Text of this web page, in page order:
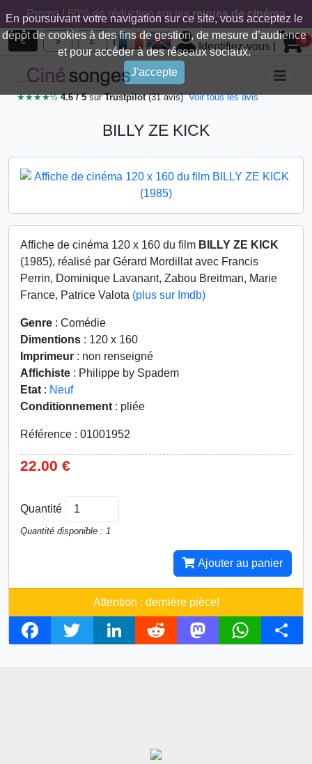
En poursuivant votre navigation sur ce site, vous acceptez le
dépôt de cookies à des fins de gestion, de mesure d’audience
et pour accéder à des réseaux sociaux.
J'accepte
Promo ! 60% de réduction sur lesrevues de cinéma
€ $ £ |
Identifiez-vous 0
★★★★½4.6 / 5surTrustpilot(31 avis) Voir tous les avis
BILLY ZE KICK
Affiche de cinéma 120 x 160 du film BILLY ZE KICK
(1985), réalisé par Gérard Mordillat avec Francis
Perrin, Dominique Lavanant, Zabou Breitman, Marie
France, Patrice Valota (plus sur Imdb)
Genre : Comédie
Dimentions : 120 x 160
Imprimeur : non renseigné
Affichiste : Philippe by Spadem
Etat : Neuf
Conditionnement : pliée
Référence : 01001952
22.00 €
Quantité
Quantité disponible : 1
Ajouter au panier
Attention : dernière pièce!
F
T
L
R
M
W
S